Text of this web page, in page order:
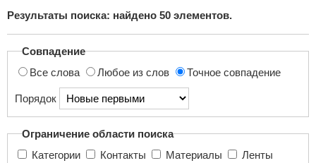
поиска...
Результаты поиска: найдено 50 элементов.
Совпадение
Все слова
Любое из слов Точное совпадение
Порядок
Ограничение области поиска
Категории
Контакты Материалы